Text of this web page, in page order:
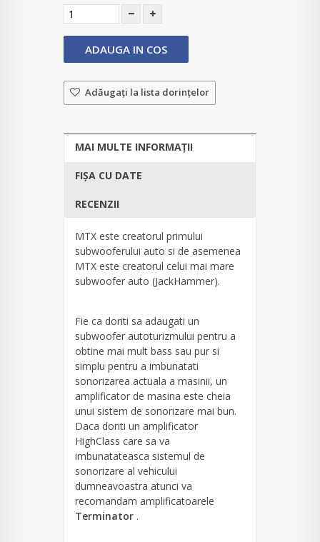
ADAUGA IN COS
Adăugaţi la lista dorinţelor
MAI MULTE INFORMAȚII
FIȘA CU DATE
RECENZII
MTX este creatorul primului
subwooferului auto si de asemenea
MTX este creatorul celui mai mare
subwoofer auto (JackHammer).
Fie ca doriti sa adaugati un
subwoofer autoturizmului pentru a
obtine mai mult bass sau pur si
simplu pentru a imbunatati
sonorizarea actuala a masinii, un
amplificator de masina este cheia
unui sistem de sonorizare mai bun.
Daca doriti un amplificator
HighClass care sa va
imbunatateasca sistemul de
sonorizare al vehicului
dumneavoastra atunci va
recomandam amplificatoarele
Terminator .